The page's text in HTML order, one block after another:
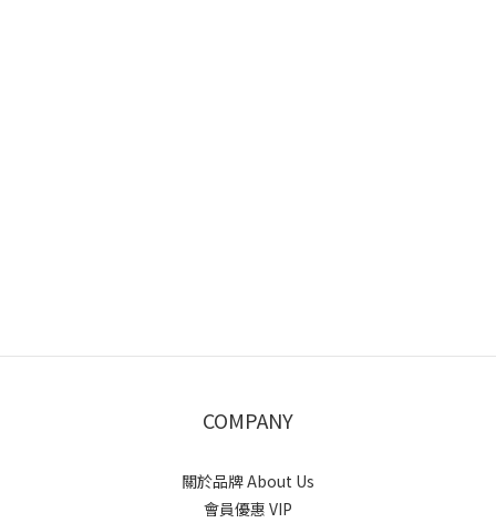
COMPANY
關於品牌 About Us
會員優惠 VIP